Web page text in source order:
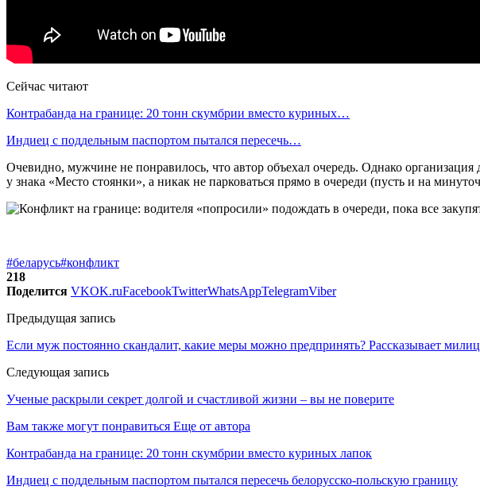
Сейчас читают
Контрабанда на границе: 20 тонн скумбрии вместо куриных…
Индиец с поддельным паспортом пытался пересечь…
Очевидно, мужчине не понравилось, что автор объехал очередь. Однако
у знака «Место стоянки», а никак не парковаться прямо в очереди (пусть и на
#беларусь#конфликт
218
Поделится VKOK.ruFacebookTwitterWhatsAppTelegramViber
Предыдущая запись
Если муж постоянно скандалит, какие меры можно предпринять? Рассказывает
Следующая запись
Ученые раскрыли секрет долгой и счастливой жизни – вы не поверите
Вам также могут понравиться Еще от автора
Контрабанда на границе: 20 тонн скумбрии вместо куриных лапок
Индиец с поддельным паспортом пытался пересечь белорусско-польскую границу